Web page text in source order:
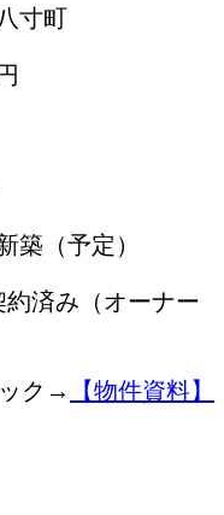
寸町
（予定）
み（オーナー
ク→ 【物件資料】